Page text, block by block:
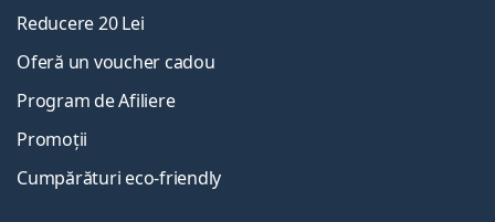
Reducere 20 Lei
Oferă un voucher cadou
Program de Afiliere
Promoții
Cumpărături eco-friendly